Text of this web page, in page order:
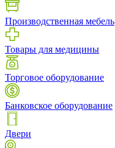
Производственная мебель
Товары для медицины
Торговое оборудование
Банковское оборудование
Двери